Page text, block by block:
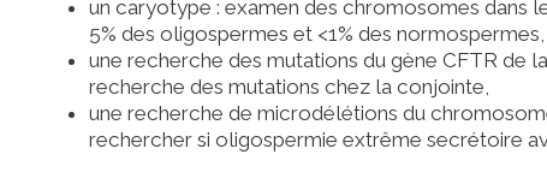
un caryotype : examen des chromosomes dans
5% des oligospermes et <1% des normospermes,
une recherche des mutations du gène CFTR de
recherche des mutations chez la conjointe,
une recherche de microdélétions du
rechercher si oligospermie extrême secrétoire